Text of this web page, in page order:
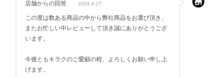
店舗からの回答 2024.4.27
この度は数ある商品の中から弊社商品をお選び頂き、
またお忙しい中レビューして頂き誠にありがとうござ
います。
今後ともキラクのご愛顧の程、よろしくお願い申し上
げます。